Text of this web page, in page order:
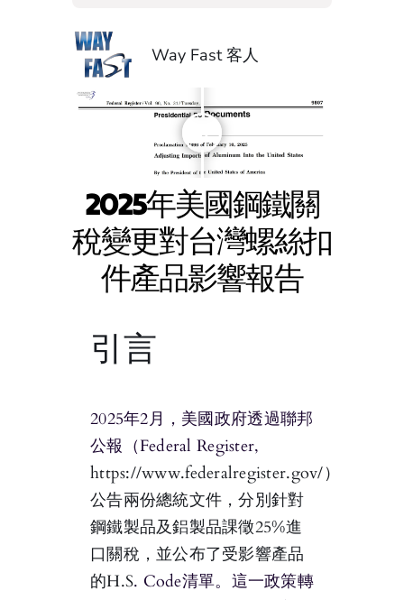
Way Fast 客人
2025年美國鋼鐵關
稅變更對台灣螺絲扣
件產品影響報告
引言
2025年2月，美國政府透過聯邦
公報（Federal Register,
https://www.federalregister.gov/）
公告兩份總統文件，分別針對
鋼鐵製品及鋁製品課徵25%進
口關稅，並公布了受影響產品
的H.S. Code清單。這一政策轉